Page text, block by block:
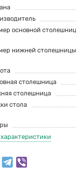
основной
нижней столешницы
столешница
столешница
стола